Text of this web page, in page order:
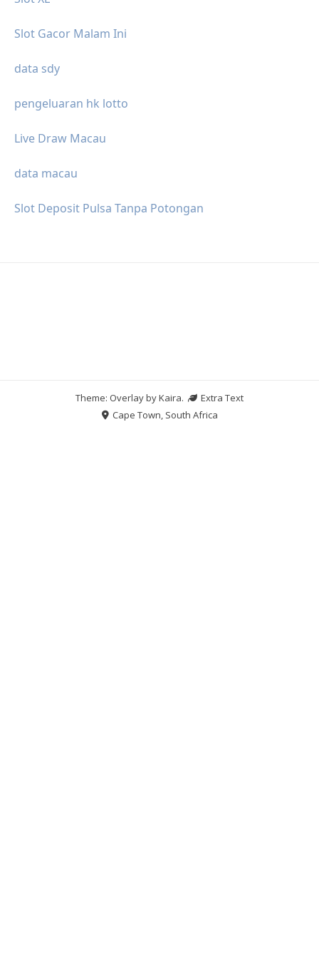
Slot Gacor Malam Ini
data sdy
pengeluaran hk lotto
Live Draw Macau
data macau
Slot Deposit Pulsa Tanpa Potongan
Theme: Overlay byKaira.
Extra Text
Cape Town, South Africa